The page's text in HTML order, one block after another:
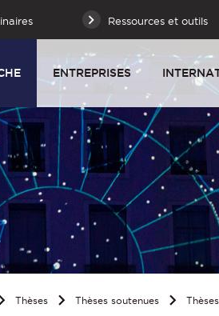
Ressources et outils
ENTREPRISES
Thèses Thèses soutenues
Thèses